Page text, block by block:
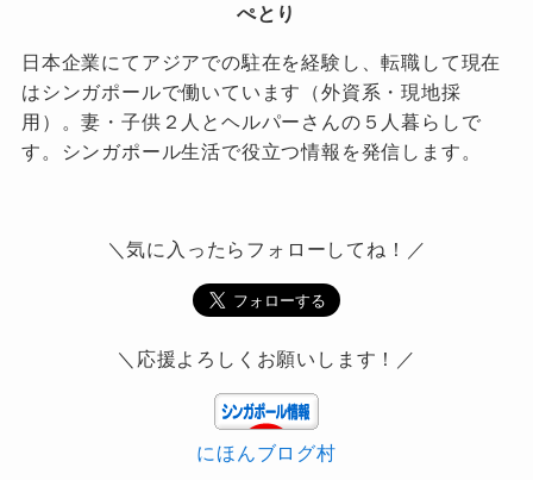
ぺとり
日本企業にてアジアでの駐在を経験し、転職して現在
はシンガポールで働いています（外資系・現地採
用）。妻・子供２人とヘルパーさんの５人暮らしで
す。シンガポール生活で役立つ情報を発信します。
＼気に入ったらフォローしてね！／
＼応援よろしくお願いします！／
にほんブログ村